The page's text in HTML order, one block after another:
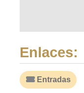
Enlaces:
Entradas